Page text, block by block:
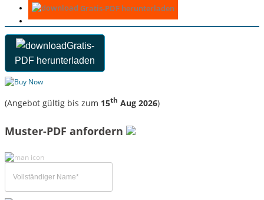
Gratis-PDF herunterladen
Gratis-
PDF herunterladen
(Angebot gültig bis zum 15th Aug 2026)
Muster-PDF anfordern